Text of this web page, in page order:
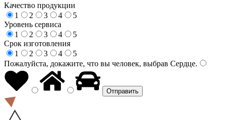
Качество продукции
1
2 3 4
5
Уровень сервиса
1
2 3 4
5
Срок изготовления
1
2 3 4
5
Пожалуйста, докажите, что вы человек, выбрав Сердце.